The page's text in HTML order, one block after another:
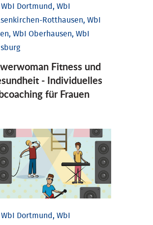
WbI Dortmund, WbI
Rotthausen, WbI
WbI Oberhausen, WbI
Fitness und
- Individu­elles
für Frauen
WbI Dortmund, WbI